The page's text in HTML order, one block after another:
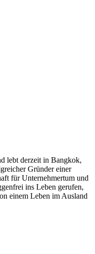
lebt derzeit in Bangkok,
Gründer einer
für Unternehmertum und
ins Leben gerufen,
einem Leben im Ausland